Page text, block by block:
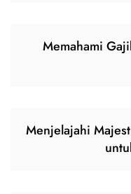
Memahami
Menjelajahi